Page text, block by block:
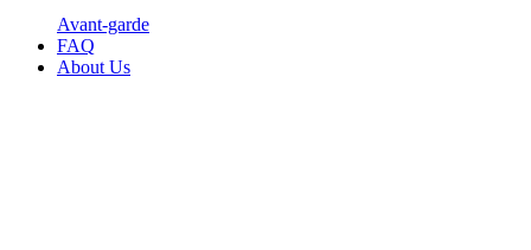
Avant-garde
FAQ
About Us